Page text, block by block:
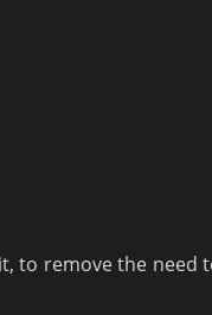
to remove the need